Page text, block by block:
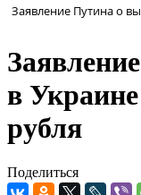
Заявление Путина о
в
рубля
Поделиться